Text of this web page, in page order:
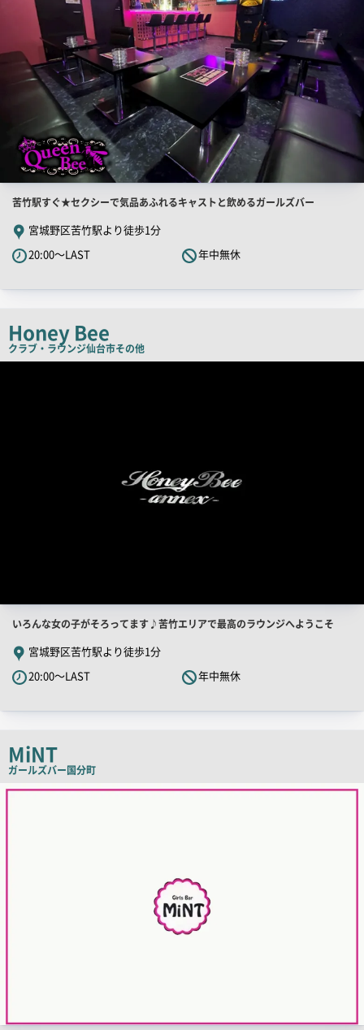
店
舗
PR
キ
コ
ピ
苦竹駅すぐ★セクシーで気品あふれるキャストと飲めるガールズバー
宮城野区苦竹駅より徒歩1分
20:00～LAST
年中無休
Honey Bee
クラブ・ラウンジ仙台市その他
店
店
舗
PR
キ
コ
ピ
いろんな女の子がそろってます♪苦竹エリアで最高のラウンジへようこそ
宮城野区苦竹駅より徒歩1分
20:00～LAST
年中無休
MiNT
ガールズバー国分町
店